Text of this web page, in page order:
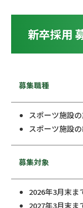
新卒採用
募集職種
スポーツ施設
スポーツ施設
募集対象
2026年3月末
2027年3月末